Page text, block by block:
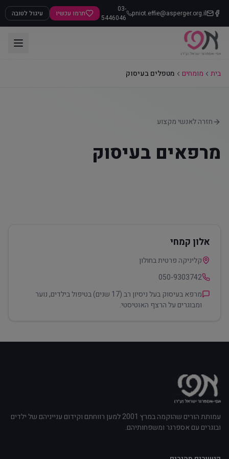
pniot.effie@asperger.org.il
03-
5446046
תרמו עכשיו עיגול לטובה
בית מומחים מטפלים בעיסוק
חזרה לאנשי מקצוע
מרפאים בעיסוק
אלון קמחי
קליניקה פרטית בחולון
050-9303742
מרפא בעיסוק בעל ניסיון רב (17 שנים) בטיפול בילדים, נוער
ומבוגרים על הרצף האוטיסטי.
עמותת הורים שהוקמה במרץ 2001 למען רווחתם וקידום ענייניהם של ילדים
ובוגרים עם אספרגר ומשפחותיהם.